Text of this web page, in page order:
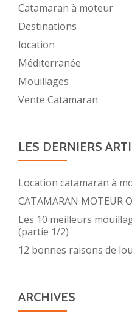
Catamaran à moteur
Destinations
location
Méditerranée
Mouillages
Vente Catamaran
LES DERNIERS
Location catamaran à
CATAMARAN MOTEUR
Les 10 meilleurs
(partie 1/2)
12 bonnes raisons de
ARCHIVES